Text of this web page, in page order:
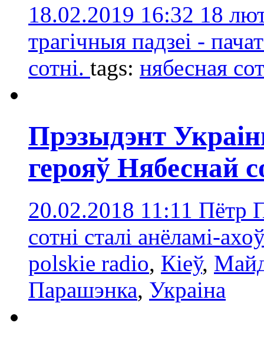
18.02.2019 16:32 18
трагічныя падзеі -
сотні. tags: нябесная
Прэзыдэнт
герояў Нябеснай
20.02.2018 11:11 Пётр
сотні сталі анёламі-
polskie radio, Кіеў,
Парашэнка, Украінa